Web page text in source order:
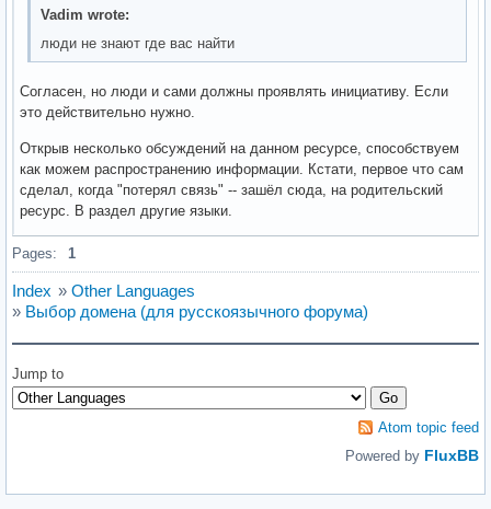
Vadim wrote:
люди не знают где вас найти
Согласен, но люди и сами должны проявлять инициативу. Если
это действительно нужно.
Открыв несколько обсуждений на данном ресурсе, способствуем
как можем распространению информации. Кстати, первое что сам
сделал, когда "потерял связь" -- зашёл сюда, на родительский
ресурс. В раздел другие языки.
Pages: 1
Index » Other Languages
» Выбор домена (для русскоязычного форума)
Jump to
Atom topic feed
Powered by FluxBB